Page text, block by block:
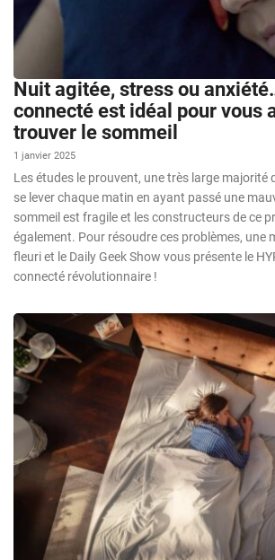
Nuit agitée, stress ou
connecté est idéal pour vous
trouver le sommeil
1 janvier 2025
Les études le prouvent, une très large majorité
se lever chaque matin en ayant passé une
sommeil est fragile et les constructeurs de ce
également. Pour résoudre ces problèmes, une
fleuri et le Daily Geek Show vous présente le
connecté révolutionnaire !